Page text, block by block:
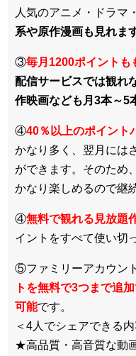
人気のアニメ・ドラマ
系や原作漫画も見れま
③毎月1200ポイントも
配信サービスでは観れ
作映画なども月3本～5
④40％以上のポイント
かなり多く、翌月には
ができます。そのため
かなり楽しめるので継
④無料で観れる見放題
イントをすべて使い切
⑤ファミリーアカウン
トを無料で3つまで追
可能です。
＜4人でシェアできる内
★高品質・高音質な動